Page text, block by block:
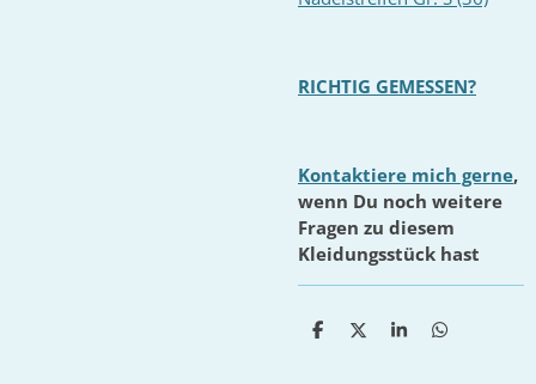
RICHTIG GEMESSEN?
Kontaktiere mich gerne,
wenn Du noch weitere
Fragen zu diesem
Kleidungsstück hast
T
T
T
T